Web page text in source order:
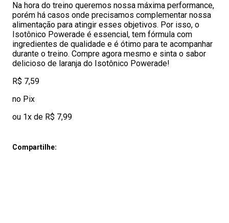
Na hora do treino queremos nossa máxima performance,
porém há casos onde precisamos complementar nossa
alimentação para atingir esses objetivos. Por isso, o
Isotônico Powerade é essencial, tem fórmula com
ingredientes de qualidade e é ótimo para te acompanhar
durante o treino. Compre agora mesmo e sinta o sabor
delicioso de laranja do Isotônico Powerade!
R$ 7,59
no Pix
ou 1x de R$ 7,99
Compartilhe: